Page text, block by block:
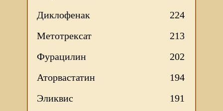
Диклофенак
224
Метотрексат
213
Фурацилин
202
Аторвастатин
194
Эликвис
191